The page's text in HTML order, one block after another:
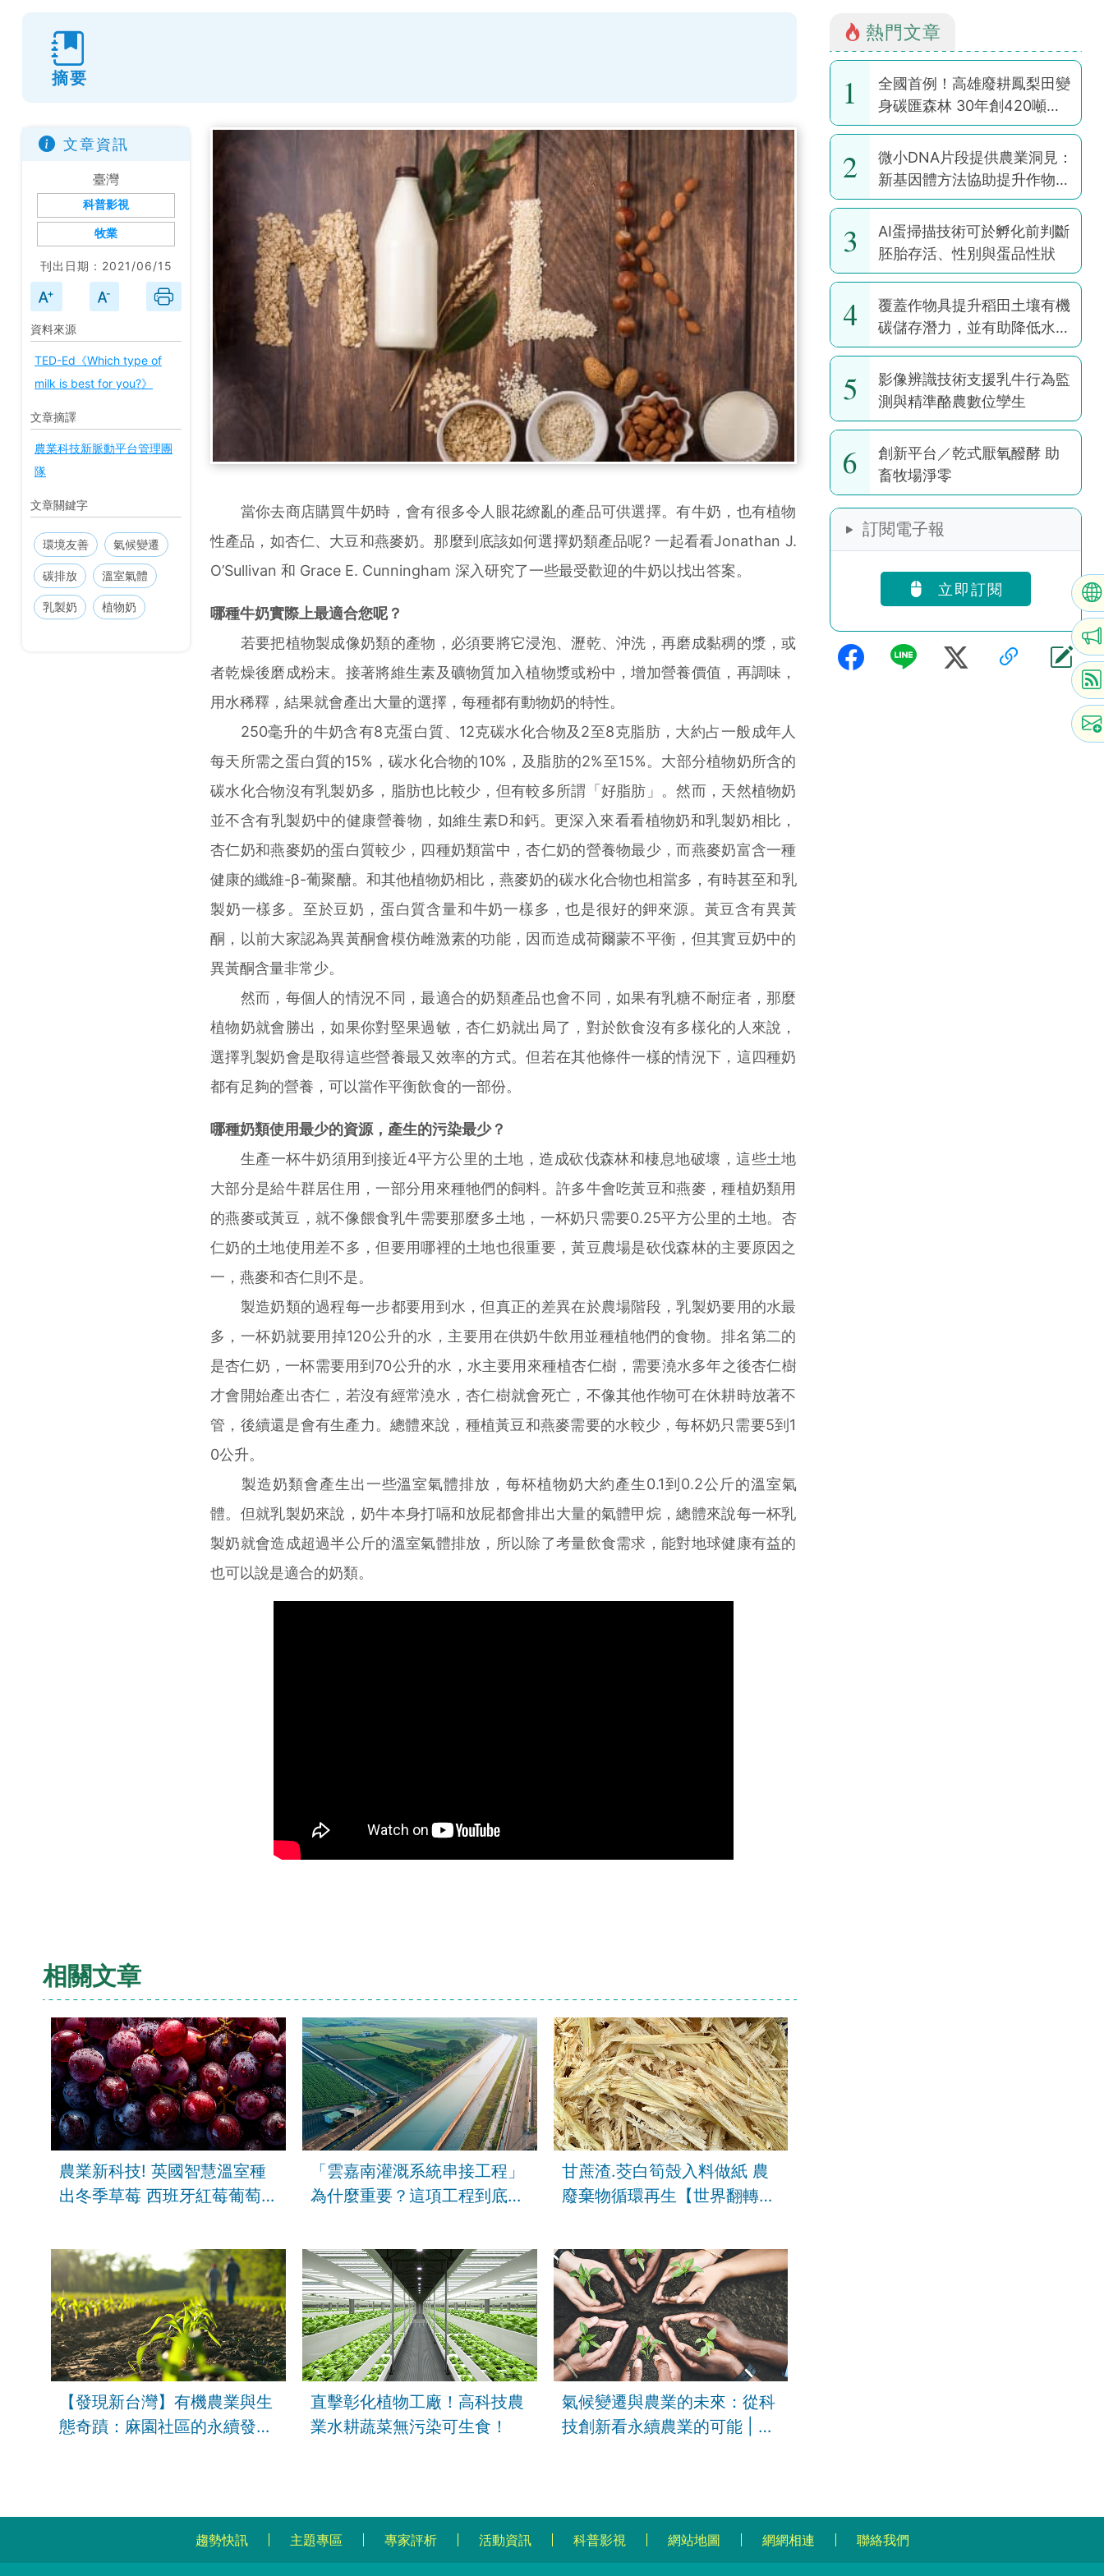
摘要
文章資訊
臺灣
科普影視
牧業
刊出日期：2021/06/15
資料來源
TED-Ed《Which type of
milk is best for you?》
文章摘譯
農業科技新脈動平台管理團
隊
文章關鍵字
環境友善 氣候變遷
碳排放 溫室氣體
乳製奶 植物奶
當你去商店購買牛奶時，會有很多令人眼花繚亂的產品可供選擇。有牛奶，也有植物
性產品，如杏仁、大豆和燕麥奶。那麼到底該如何選擇奶類產品呢? 一起看看Jonathan J.
O’Sullivan 和 Grace E. Cunningham 深入研究了一些最受歡迎的牛奶以找出答案。
哪種牛奶實際上最適合您呢？
若要把植物製成像奶類的產物，必須要將它浸泡、瀝乾、沖洗，再磨成黏稠的漿，或
者乾燥後磨成粉末。接著將維生素及礦物質加入植物漿或粉中，增加營養價值，再調味，
用水稀釋，結果就會產出大量的選擇，每種都有動物奶的特性。
250毫升的牛奶含有8克蛋白質、12克碳水化合物及2至8克脂肪，大約占一般成年人
每天所需之蛋白質的15%，碳水化合物的10%，及脂肪的2%至15%。大部分植物奶所含的
碳水化合物沒有乳製奶多，脂肪也比較少，但有較多所謂「好脂肪」。然而，天然植物奶
並不含有乳製奶中的健康營養物，如維生素D和鈣。更深入來看看植物奶和乳製奶相比，
杏仁奶和燕麥奶的蛋白質較少，四種奶類當中，杏仁奶的營養物最少，而燕麥奶富含一種
健康的纖維-β-葡聚醣。和其他植物奶相比，燕麥奶的碳水化合物也相當多，有時甚至和乳
製奶一樣多。至於豆奶，蛋白質含量和牛奶一樣多，也是很好的鉀來源。黃豆含有異黃
酮，以前大家認為異黃酮會模仿雌激素的功能，因而造成荷爾蒙不平衡，但其實豆奶中的
異黃酮含量非常少。
然而，每個人的情況不同，最適合的奶類產品也會不同，如果有乳糖不耐症者，那麼
植物奶就會勝出，如果你對堅果過敏，杏仁奶就出局了，對於飲食沒有多樣化的人來說，
選擇乳製奶會是取得這些營養最又效率的方式。但若在其他條件一樣的情況下，這四種奶
都有足夠的營養，可以當作平衡飲食的一部份。
哪種奶類使用最少的資源，產生的污染最少？
生產一杯牛奶須用到接近4平方公里的土地，造成砍伐森林和棲息地破壞，這些土地
大部分是給牛群居住用，一部分用來種牠們的飼料。許多牛會吃黃豆和燕麥，種植奶類用
的燕麥或黃豆，就不像餵食乳牛需要那麼多土地，一杯奶只需要0.25平方公里的土地。杏
仁奶的土地使用差不多，但要用哪裡的土地也很重要，黃豆農場是砍伐森林的主要原因之
一，燕麥和杏仁則不是。
製造奶類的過程每一步都要用到水，但真正的差異在於農場階段，乳製奶要用的水最
多，一杯奶就要用掉120公升的水，主要用在供奶牛飲用並種植牠們的食物。排名第二的
是杏仁奶，一杯需要用到70公升的水，水主要用來種植杏仁樹，需要澆水多年之後杏仁樹
才會開始產出杏仁，若沒有經常澆水，杏仁樹就會死亡，不像其他作物可在休耕時放著不
管，後續還是會有生產力。總體來說，種植黃豆和燕麥需要的水較少，每杯奶只需要5到1
0公升。
製造奶類會產生出一些溫室氣體排放，每杯植物奶大約產生0.1到0.2公斤的溫室氣
體。但就乳製奶來說，奶牛本身打嗝和放屁都會排出大量的氣體甲烷，總體來說每一杯乳
製奶就會造成超過半公斤的溫室氣體排放，所以除了考量飲食需求，能對地球健康有益的
也可以說是適合的奶類。
相關文章
農業新科技! 英國智慧溫室種
出冬季草莓 西班牙紅莓葡萄
「雲嘉南灌溉系統串接工程」
為什麼重要？這項工程到底難
有甚麼幫助？
甘蔗渣.茭白筍殼入料做紙 農
廢棄物循環再生【世界翻轉中
【發現新台灣】有機農業與生
態奇蹟：麻園社區的永續發展
直擊彰化植物工廠！高科技農
業水耕蔬菜無污染可生食！
氣候變遷與農業的未來：從科
技創新看永續農業的可能 | 葉
熱門文章
1
全國首例！高雄廢耕鳳梨田變
身碳匯森林 30年創420噸碳
權
2
微小DNA片段提供農業洞見：
新基因體方法協助提升作物韌
性
3
AI蛋掃描技術可於孵化前判斷
胚胎存活、性別與蛋品性狀
4
覆蓋作物具提升稻田土壤有機
碳儲存潛力，並有助降低水稻
耕作全球暖化潛勢
5
影像辨識技術支援乳牛行為監
測與精準酪農數位孿生
6
創新平台／乾式厭氧醱酵 助
畜牧場淨零
訂閱電子報
立即訂閱
趨勢快訊 主題專區 專家評析 活動資訊 科普影視 網站地圖 網網相連 聯絡我們